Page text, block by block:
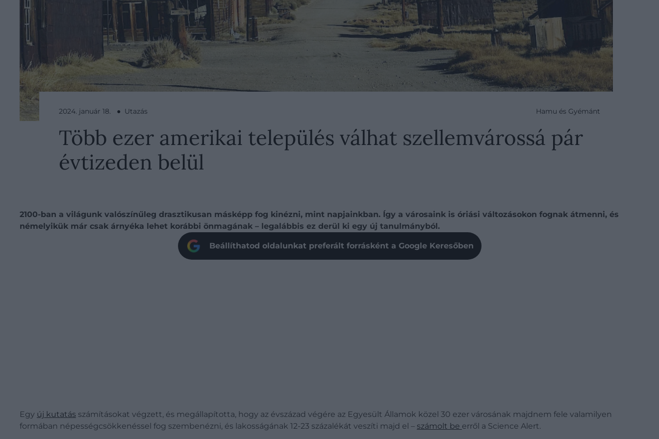
2024. január 18. ● Utazás Hamu és Gyémánt
Több ezer amerikai település válhat szellemvárossá pár
évtizeden belül
2100-ban a világunk valószínűleg drasztikusan másképp fog kinézni, mint napjainkban. Így a városaink is óriási változásokon fognak átmenni, és
némelyikük már csak árnyéka lehet korábbi önmagának – legalábbis ez derül ki egy új tanulmányból.
Beállíthatod oldalunkat preferált forrásként a Google Keresőben
Egy új kutatás számításokat végzett, és megállapította, hogy az évszázad végére az Egyesült Államok közel 30 ezer városának majdnem fele valamilyen
formában népességcsökkenéssel fog szembenézni, és lakosságának 12-23 százalékát veszíti majd el – számolt be erről a Science Alert.